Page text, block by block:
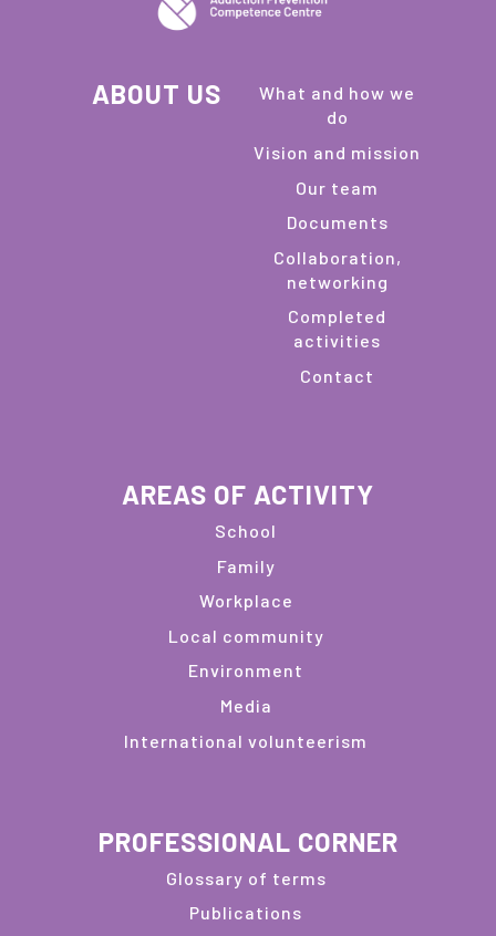
ABOUT US
What and how we
do
Vision and mission
Our team
Documents
Collaboration,
networking
Completed
activities
Contact
AREAS OF ACTIVITY
School
Family
Workplace
Local community
Environment
Media
International volunteerism
PROFESSIONAL CORNER
Glossary of terms
Publications